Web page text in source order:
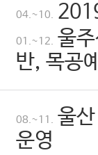
04.~10.
01.~12. 울
반, 목공
08.~11. 울
운영